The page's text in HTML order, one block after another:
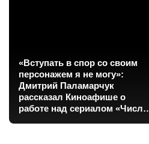
«Вступать в спор со своим
персонажем я не могу»:
Дмитрий Паламарчук
рассказал Киноафише о
работе над сериалом «Число